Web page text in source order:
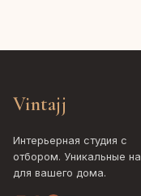
Vintajj
Интерьерная студия с
отбором. Уникальные
для вашего дома.